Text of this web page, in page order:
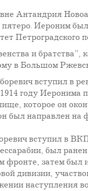
Антандрия
пятеро. Иероним
Петроградского
и братства”,
в Большом
вступил в
году Иеронима
которое он
был направлен на
вступил в
был
фронте, затем был
дивизии,
наступления